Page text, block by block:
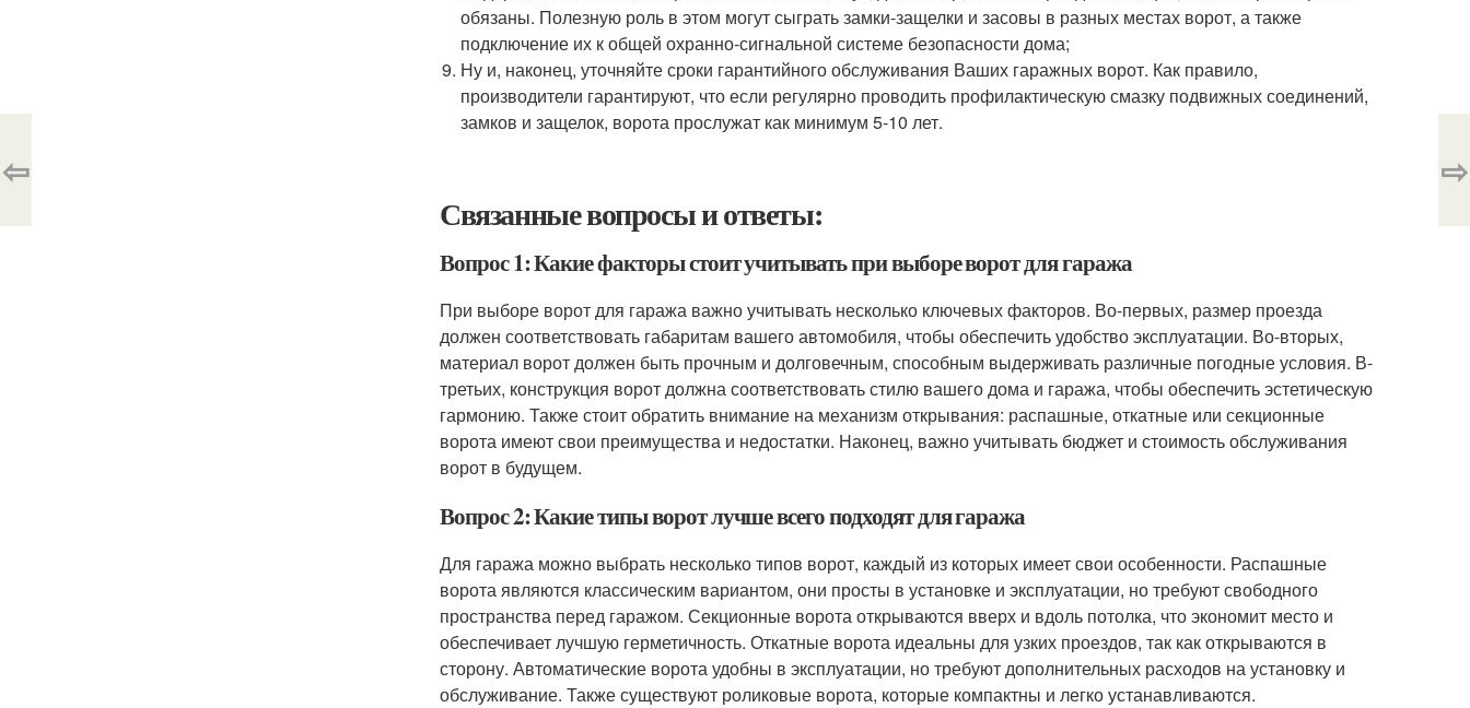
обязаны. Полезную роль в этом могут сыграть замки-защелки и засовы в разных местах ворот, а также
подключение их к общей охранно-сигнальной системе безопасности дома;
Ну и, наконец, уточняйте сроки гарантийного обслуживания Ваших гаражных ворот. Как правило,
производители гарантируют, что если регулярно проводить профилактическую смазку подвижных соединений,
замков и защелок, ворота прослужат как минимум 5-10 лет.
Связанные вопросы и ответы:
Вопрос 1: Какие факторы стоит учитывать при выборе ворот для гаража
При выборе ворот для гаража важно учитывать несколько ключевых факторов. Во-первых, размер проезда
должен соответствовать габаритам вашего автомобиля, чтобы обеспечить удобство эксплуатации. Во-вторых,
материал ворот должен быть прочным и долговечным, способным выдерживать различные погодные условия. В-
третьих, конструкция ворот должна соответствовать стилю вашего дома и гаража, чтобы обеспечить эстетическую
гармонию. Также стоит обратить внимание на механизм открывания: распашные, откатные или секционные
ворота имеют свои преимущества и недостатки. Наконец, важно учитывать бюджет и стоимость обслуживания
ворот в будущем.
Вопрос 2: Какие типы ворот лучше всего подходят для гаража
Для гаража можно выбрать несколько типов ворот, каждый из которых имеет свои особенности. Распашные
ворота являются классическим вариантом, они просты в установке и эксплуатации, но требуют свободного
пространства перед гаражом. Секционные ворота открываются вверх и вдоль потолка, что экономит место и
обеспечивает лучшую герметичность. Откатные ворота идеальны для узких проездов, так как открываются в
сторону. Автоматические ворота удобны в эксплуатации, но требуют дополнительных расходов на установку и
обслуживание. Также существуют роликовые ворота, которые компактны и легко устанавливаются.
⇦ ⇨